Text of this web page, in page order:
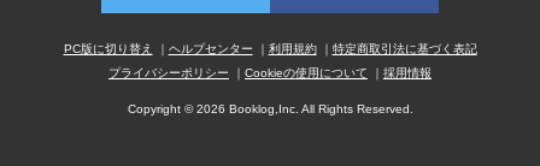
PC版に切り替え ヘルプセンター 利用規約
特定商取引法に基づく表記
プライバシーポリシー
Cookieの使用について 採用情報
Copyright © 2026 Booklog,Inc. All Rights Reserved.